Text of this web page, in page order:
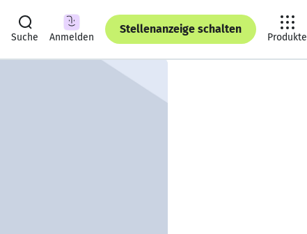
Suche Anmelden
Stellenanzeige schalten
Produkte